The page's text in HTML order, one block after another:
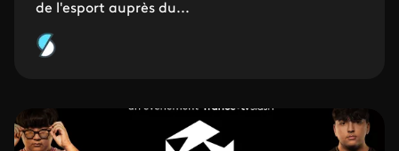
de l'esport auprès du...